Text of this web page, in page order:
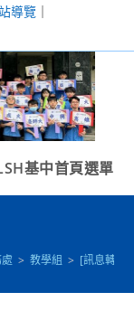
導覽｜
基中首頁選單
> 教學組 > [訊息轉知]